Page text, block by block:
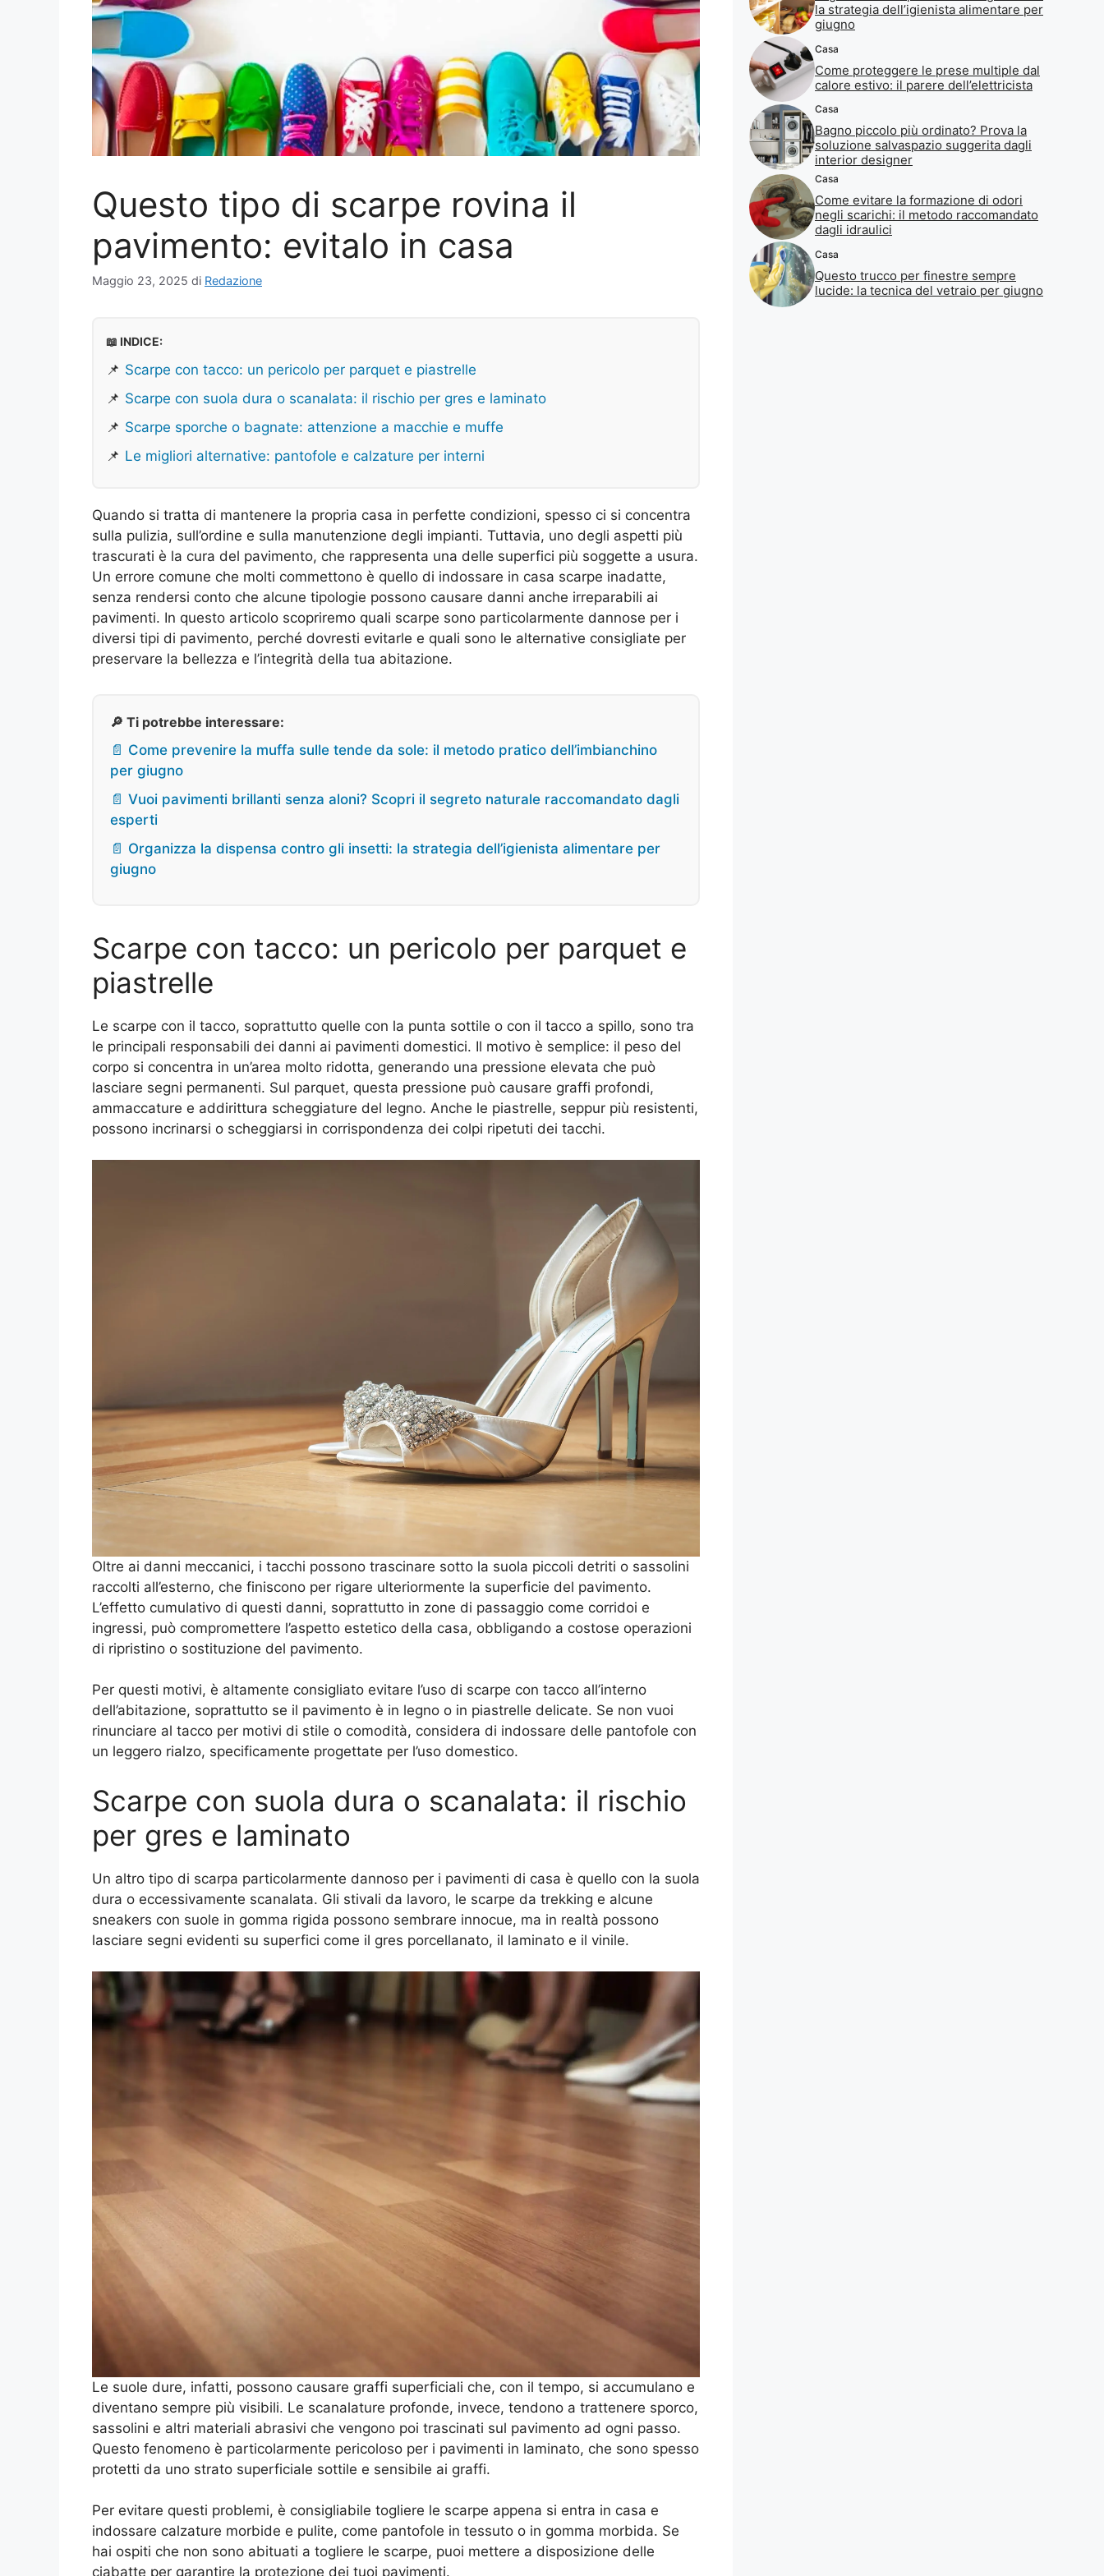
Questo tipo di scarpe rovina il
pavimento: evitalo in casa
Maggio 23, 2025 di Redazione
📖 INDICE:
📌 Scarpe con tacco: un pericolo per parquet e piastrelle
📌 Scarpe con suola dura o scanalata: il rischio per gres e laminato
📌 Scarpe sporche o bagnate: attenzione a macchie e muffe
📌 Le migliori alternative: pantofole e calzature per interni
Quando si tratta di mantenere la propria casa in perfette condizioni, spesso ci si concentra
sulla pulizia, sull’ordine e sulla manutenzione degli impianti. Tuttavia, uno degli aspetti più
trascurati è la cura del pavimento, che rappresenta una delle superfici più soggette a usura.
Un errore comune che molti commettono è quello di indossare in casa scarpe inadatte,
senza rendersi conto che alcune tipologie possono causare danni anche irreparabili ai
pavimenti. In questo articolo scopriremo quali scarpe sono particolarmente dannose per i
diversi tipi di pavimento, perché dovresti evitarle e quali sono le alternative consigliate per
preservare la bellezza e l’integrità della tua abitazione.
🔎 Ti potrebbe interessare:
📄 Come prevenire la muffa sulle tende da sole: il metodo pratico dell’imbianchino
per giugno
📄 Vuoi pavimenti brillanti senza aloni? Scopri il segreto naturale raccomandato dagli
esperti
📄 Organizza la dispensa contro gli insetti: la strategia dell’igienista alimentare per
giugno
Scarpe con tacco: un pericolo per parquet e
piastrelle
Le scarpe con il tacco, soprattutto quelle con la punta sottile o con il tacco a spillo, sono tra
le principali responsabili dei danni ai pavimenti domestici. Il motivo è semplice: il peso del
corpo si concentra in un’area molto ridotta, generando una pressione elevata che può
lasciare segni permanenti. Sul parquet, questa pressione può causare graffi profondi,
ammaccature e addirittura scheggiature del legno. Anche le piastrelle, seppur più resistenti,
possono incrinarsi o scheggiarsi in corrispondenza dei colpi ripetuti dei tacchi.
Oltre ai danni meccanici, i tacchi possono trascinare sotto la suola piccoli detriti o sassolini
raccolti all’esterno, che finiscono per rigare ulteriormente la superficie del pavimento.
L’effetto cumulativo di questi danni, soprattutto in zone di passaggio come corridoi e
ingressi, può compromettere l’aspetto estetico della casa, obbligando a costose operazioni
di ripristino o sostituzione del pavimento.
Per questi motivi, è altamente consigliato evitare l’uso di scarpe con tacco all’interno
dell’abitazione, soprattutto se il pavimento è in legno o in piastrelle delicate. Se non vuoi
rinunciare al tacco per motivi di stile o comodità, considera di indossare delle pantofole con
un leggero rialzo, specificamente progettate per l’uso domestico.
Scarpe con suola dura o scanalata: il rischio
per gres e laminato
Un altro tipo di scarpa particolarmente dannoso per i pavimenti di casa è quello con la suola
dura o eccessivamente scanalata. Gli stivali da lavoro, le scarpe da trekking e alcune
sneakers con suole in gomma rigida possono sembrare innocue, ma in realtà possono
lasciare segni evidenti su superfici come il gres porcellanato, il laminato e il vinile.
Le suole dure, infatti, possono causare graffi superficiali che, con il tempo, si accumulano e
diventano sempre più visibili. Le scanalature profonde, invece, tendono a trattenere sporco,
sassolini e altri materiali abrasivi che vengono poi trascinati sul pavimento ad ogni passo.
Questo fenomeno è particolarmente pericoloso per i pavimenti in laminato, che sono spesso
protetti da uno strato superficiale sottile e sensibile ai graffi.
Per evitare questi problemi, è consigliabile togliere le scarpe appena si entra in casa e
indossare calzature morbide e pulite, come pantofole in tessuto o in gomma morbida. Se
hai ospiti che non sono abituati a togliere le scarpe, puoi mettere a disposizione delle
ciabatte per garantire la protezione dei tuoi pavimenti.
la strategia dell’igienista alimentare per
giugno
Casa
Come proteggere le prese multiple dal
calore estivo: il parere dell’elettricista
Casa
Bagno piccolo più ordinato? Prova la
soluzione salvaspazio suggerita dagli
interior designer
Casa
Come evitare la formazione di odori
negli scarichi: il metodo raccomandato
dagli idraulici
Casa
Questo trucco per finestre sempre
lucide: la tecnica del vetraio per giugno